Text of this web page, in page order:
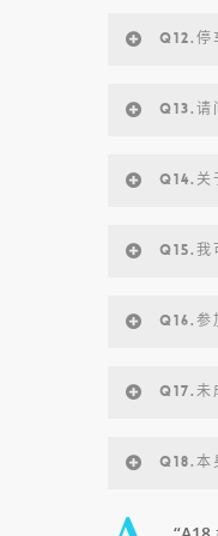
Q12.停
Q13.请
Q14.关
Q15.我
Q16.参
Q17.未
Q18.本